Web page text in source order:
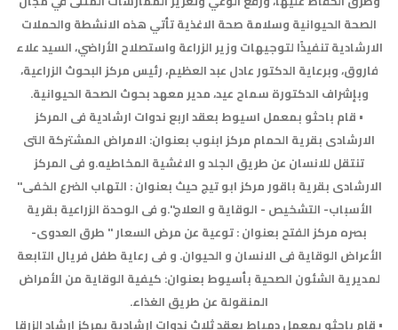
الصحة الحيوانية وسلامة صحة الاغذية تأتي هذه الانشطة والحملات
الارشادية تنفيذًا لتوجيهات وزير الزراعة واستصلاح الأراضي، السيد علاء
فاروق، وبرعاية الدكتور عادل عبد العظيم، رئيس مركز البحوث الزراعية،
وبإشراف الدكتورة سماح عيد، مدير معهد بحوث الصحة الحيوانية.
• قام باحثو بمعمل اسيوط بعقد اربع ندوات ارشادية فى المركز
الارشادى بقرية الحمام مركز ابنوب بعنوان: الامراض المشتركة التى
تنتقل للانسان عن طريق الجلد و الاغشية المخاطيه.و فى المركز
الارشادى بقرية باقور مركز ابو تيج حيث بعنوان : التهاب الضرع الخفى"
الأسباب- التشخيص - الوقاية و العلاج".و فى الوحدة الزراعية بقرية
بصره مركز الفتح بعنوان : توعية عن مرض السعار " طرق العدوى-
الأعراض الوقاية فى الانسان و الحيوان. و فى رعاية طفل فريال التابعة
لمديرية الشئون الصحية بأسيوط بعنوان: كيفية الوقاية من الأمراض
المنقولة عن طريق الغذاء.
• قام باحثو بمعمل دمياط بعقد ثلاث ندوات ارشادية بمركز إرشاد الزرقا